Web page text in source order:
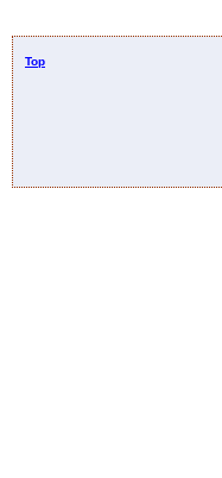
Top